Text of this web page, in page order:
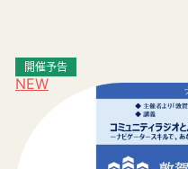
NEW
開催予告